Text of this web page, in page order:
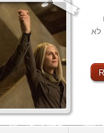
לא